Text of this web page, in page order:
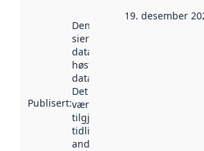
Publisert:
Denne datoen
sier når
datasettet ble
høstet av
data.norge.no.
Det kan ha
vært
tilgjengelig
tidligere
andre steder.
19. desember